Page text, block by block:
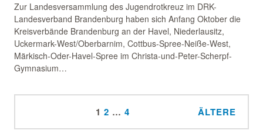
Zur Landesversammlung des Jugendrotkreuz im DRK-
Landesverband Brandenburg haben sich Anfang Oktober die
Kreisverbände Brandenburg an der Havel, Niederlausitz,
Uckermark-West/Oberbarnim, Cottbus-Spree-Neiße-West,
Märkisch-Oder-Havel-Spree im Christa-und-Peter-Scherpf-
Gymnasium…
1 2 … 4 ÄLTERE